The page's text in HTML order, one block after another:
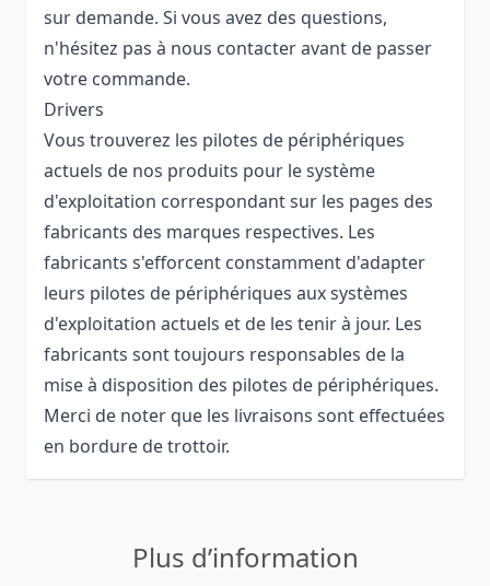
sur demande. Si vous avez des questions,
n'hésitez pas à nous contacter avant de passer
votre commande.
Drivers
Vous trouverez les pilotes de périphériques
actuels de nos produits pour le système
d'exploitation correspondant sur les pages des
fabricants des marques respectives. Les
fabricants s'efforcent constamment d'adapter
leurs pilotes de périphériques aux systèmes
d'exploitation actuels et de les tenir à jour. Les
fabricants sont toujours responsables de la
mise à disposition des pilotes de périphériques.
Merci de noter que les livraisons sont effectuées
en bordure de trottoir.
Plus d’information